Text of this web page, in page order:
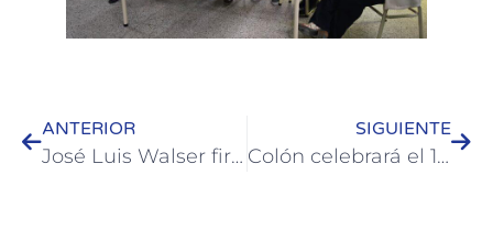
ANTERIOR
José Luis Walser firmó convenio con el ministro Roncaglia y se reunió con Troncoso
SIGUIENTE
Colón celebrará el 162° aniversario de su fundación con un acto conmemorativo e importantes presentaciones